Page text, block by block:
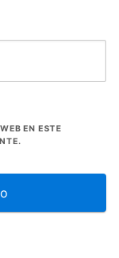
EN ESTE